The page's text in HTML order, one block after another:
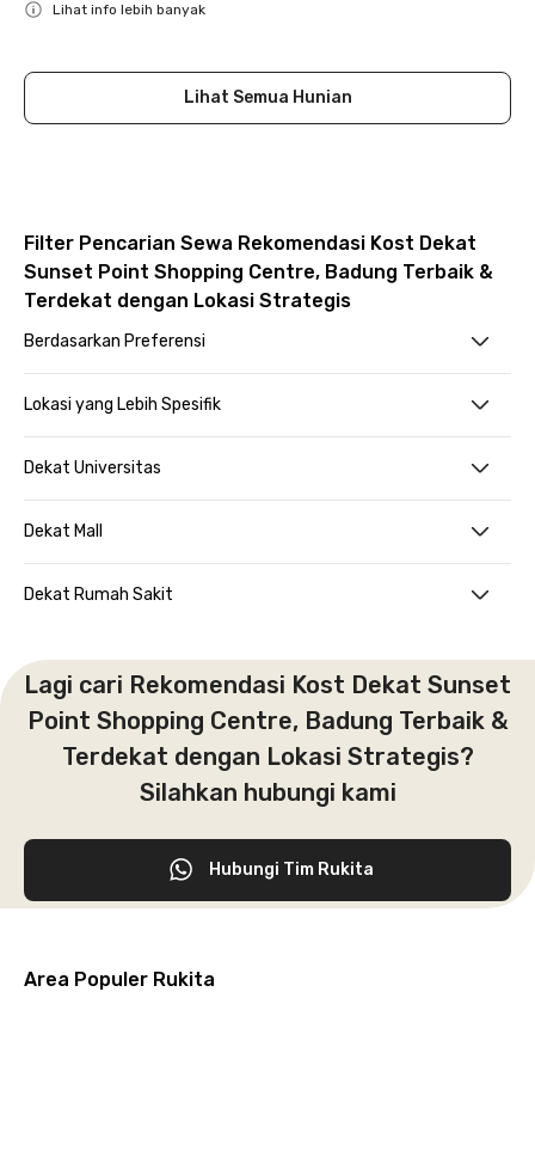
Lihat info lebih banyak
Lihat Semua Hunian
Filter Pencarian Sewa Rekomendasi Kost Dekat
Sunset Point Shopping Centre, Badung Terbaik &
Terdekat dengan Lokasi Strategis
Berdasarkan Preferensi
Lokasi yang Lebih Spesifik
Dekat Universitas
Dekat Mall
Dekat Rumah Sakit
Lagi cari Rekomendasi Kost Dekat Sunset
Point Shopping Centre, Badung Terbaik &
Terdekat dengan Lokasi Strategis?
Silahkan hubungi kami
Hubungi Tim Rukita
Area Populer Rukita